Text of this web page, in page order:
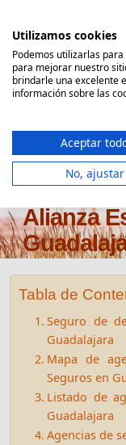
contenido
Comparador
Oficinas
Alianza
Tabla de
Seguro de
Guadalajara
Mapa de
Seguros en
Listado de
Guadalajara
Agencias de
Utilizamos cookies
Podemos utilizarlas
para mejorar nuestro
brindarle una excelente
información sobre las
Aceptar
No, ajustar